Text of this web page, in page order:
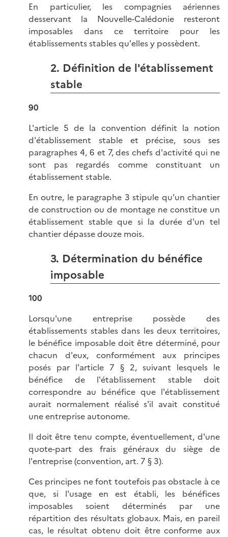
En particulier, les compagnies aériennes
desservant la Nouvelle-Calédonie resteront
imposables dans ce territoire pour les
établissements stables qu'elles y possèdent.
2. Définition de l'établissement
stable
90
L'article 5 de la convention définit la notion
d'établissement stable et précise, sous ses
paragraphes 4, 6 et 7, des chefs d'activité qui ne
sont pas regardés comme constituant un
établissement stable.
En outre, le paragraphe 3 stipule qu'un chantier
de construction ou de montage ne constitue un
établissement stable que si la durée d'un tel
chantier dépasse douze mois.
3. Détermination du bénéfice
imposable
100
Lorsqu'une entreprise possède des
établissements stables dans les deux territoires,
le bénéfice imposable doit être déterminé, pour
chacun d'eux, conformément aux principes
posés par l'article 7 § 2, suivant lesquels le
bénéfice de l'établissement stable doit
correspondre au bénéfice que l'établissement
aurait normalement réalisé s'il avait constitué
une entreprise autonome.
Il doit être tenu compte, éventuellement, d'une
quote-part des frais généraux du siège de
l'entreprise (convention, art. 7 § 3).
Ces principes ne font toutefois pas obstacle à ce
que, si l'usage en est établi, les bénéfices
imposables soient déterminés par une
répartition des résultats globaux. Mais, en pareil
cas, le résultat obtenu doit être conforme aux